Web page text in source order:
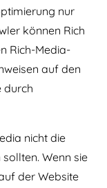
nur
können Rich
Rich-Media-
auf den
durch
nicht die
Wenn sie
der Website